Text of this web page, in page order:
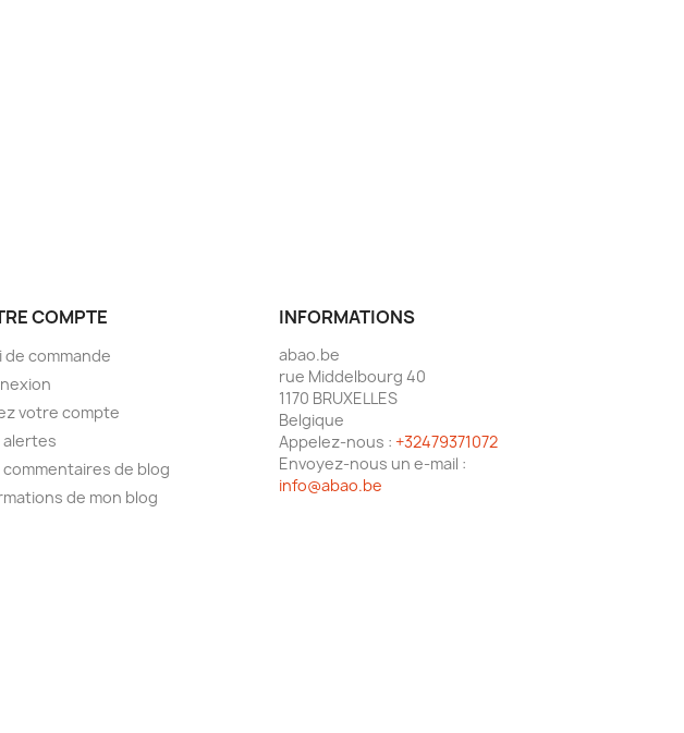
COMPTE
de commande
votre compte
alertes
commentaires de blog
de mon blog
INFORMATIONS
abao.be
rue Middelbourg 40
1170 BRUXELLES
Belgique
Appelez-nous : +32479371072
Envoyez-nous un e-mail :
info@abao.be